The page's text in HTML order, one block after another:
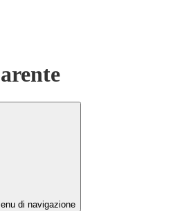
di navigazione